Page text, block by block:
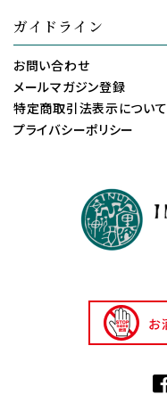
ガイドライン
お問い合わせ
メールマガジン登録
特定商取引法表示について
プライバシーポリシー